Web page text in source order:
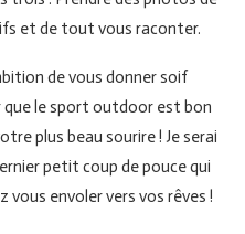
et de tout vous raconter.
de vous donner soif
que le sport outdoor est bon
plus beau sourire ! Je serai
petit coup de pouce qui
vous envoler vers vos rêves !